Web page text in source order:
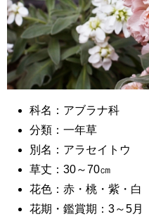
科名：アブラナ科
分類：一年草
別名：アラセイトウ
草丈：30～70㎝
花色：赤・桃・紫・白
花期・鑑賞期：3～5月